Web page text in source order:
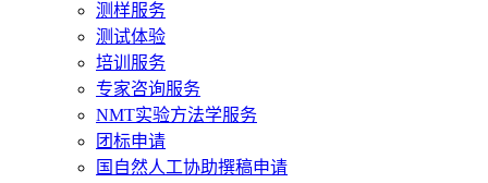
测样服务
测试体验
培训服务
专家咨询服务
NMT实验方法学服务
团标申请
国自然人工协助撰稿申请